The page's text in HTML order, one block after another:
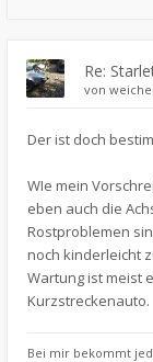
Re:
von
Der ist doch
WIe mein
eben auch die
Rostproblemen
noch kinderleicht
Wartung ist meist
Kurzstreckenauto.
Bei mir bekommt